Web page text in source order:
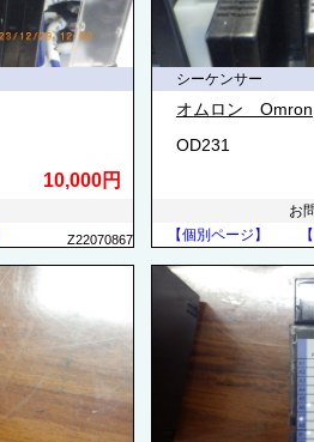
10,000円
Z22070867
シーケンサー
オムロン Omron
OD231
お
【個別ページ】